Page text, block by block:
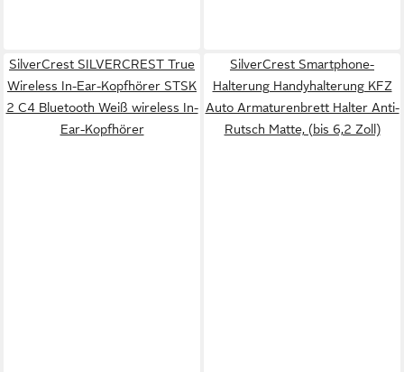
SilverCrest SILVERCREST True
Wireless In-Ear-Kopfhörer STSK
2 C4 Bluetooth Weiß wireless In-
Ear-Kopfhörer
SilverCrest Smartphone-
Halterung Handyhalterung KFZ
Auto Armaturenbrett Halter Anti-
Rutsch Matte, (bis 6,2 Zoll)